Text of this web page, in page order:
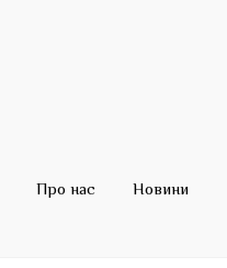
Про нас Новини